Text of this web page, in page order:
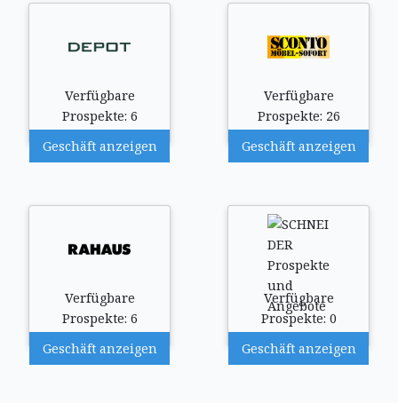
Verfügbare
Prospekte: 6
Geschäft anzeigen
Verfügbare
Prospekte: 26
Geschäft anzeigen
Verfügbare
Prospekte: 6
Geschäft anzeigen
Verfügbare
Prospekte: 0
Geschäft anzeigen